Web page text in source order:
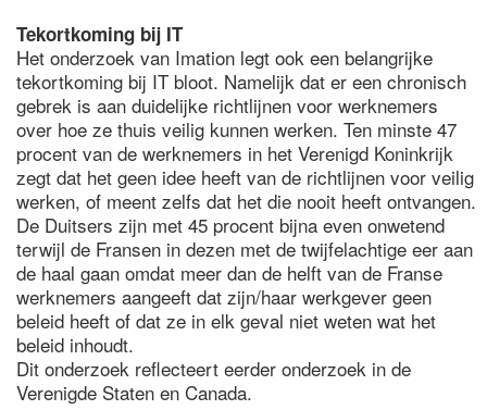
Tekortkoming bij IT
Het onderzoek van Imation legt ook een belangrijke
tekortkoming bij IT bloot. Namelijk dat er een chronisch
gebrek is aan duidelijke richtlijnen voor werknemers
over hoe ze thuis veilig kunnen werken. Ten minste 47
procent van de werknemers in het Verenigd Koninkrijk
zegt dat het geen idee heeft van de richtlijnen voor veilig
werken, of meent zelfs dat het die nooit heeft ontvangen.
De Duitsers zijn met 45 procent bijna even onwetend
terwijl de Fransen in dezen met de twijfelachtige eer aan
de haal gaan omdat meer dan de helft van de Franse
werknemers aangeeft dat zijn/haar werkgever geen
beleid heeft of dat ze in elk geval niet weten wat het
beleid inhoudt.
Dit onderzoek reflecteert eerder onderzoek in de
Verenigde Staten en Canada.